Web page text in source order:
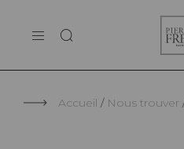
LA MAISON
Frey
Accueil Nous trouver